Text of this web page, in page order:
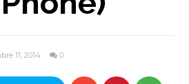
11, 2014 0